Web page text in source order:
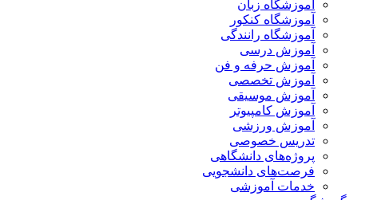
آموزشگاه زبان
آموزشگاه کنکور
آموزشگاه رانندگی
آموزش درسی
آموزش حرفه و فن
آموزش تخصصی
آموزش موسیقی
آموزش کامپیوتر
آموزش ورزشی
تدریس خصوصی
پروژه‌های دانشگاهی
فرصت‌های دانشجویی
خدمات آموزشی